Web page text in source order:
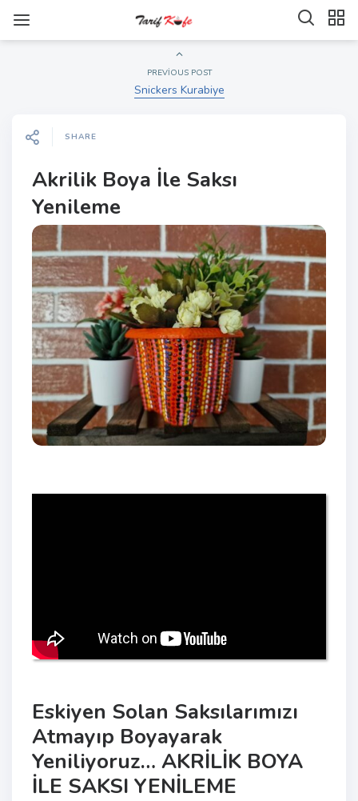
PREVIOUS POST
Snickers Kurabiye
SHARE
Akrilik Boya İle Saksı
Yenileme
Eskiyen Solan Saksılarımızı
Atmayıp Boyayarak
Yeniliyoruz… AKRİLİK BOYA
İLE SAKSI YENİLEME